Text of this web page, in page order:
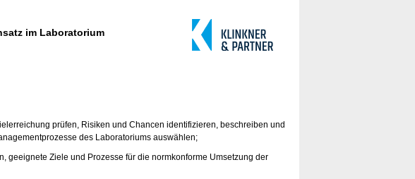
im Laboratorium
prüfen, Risiken und Chancen identifizieren, beschreiben und
des Laboratoriums auswählen;
geeignete Ziele und Prozesse für die normkonforme Umsetzung der